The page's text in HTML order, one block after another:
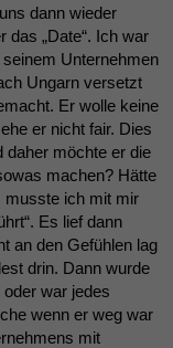
dann wieder
das „Date“. Ich war
Unternehmen
Ungarn versetzt
Er wolle keine
er nicht fair. Dies
daher möchte er die
machen? Hätte
musste ich mit mir
Es lief dann
an den Gefühlen lag
drin. Dann wurde
war jedes
wenn er weg war
mit